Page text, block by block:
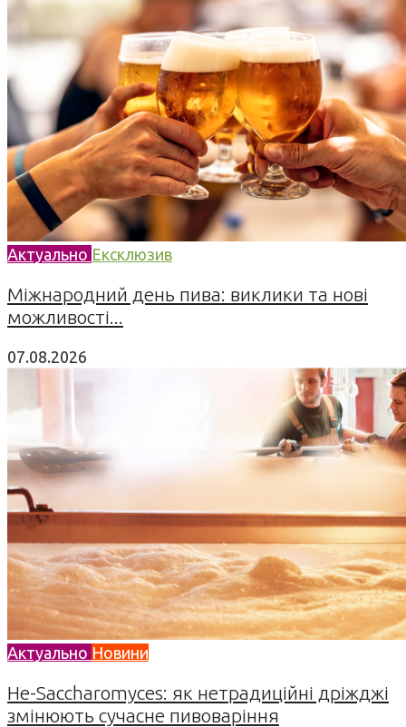
Актуально Ексклюзив
Міжнародний день пива: виклики та нові
можливості...
07.08.2026
Актуально Новини
Не-Saccharomyces: як нетрадиційні дріжджі
змінюють сучасне пивоваріння